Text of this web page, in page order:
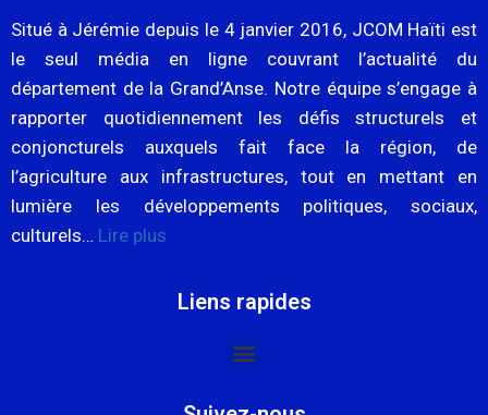
Situé à Jérémie depuis le 4 janvier 2016, JCOM Haïti est
le seul média en ligne couvrant l’actualité du
département de la Grand’Anse. Notre équipe s’engage à
rapporter quotidiennement les défis structurels et
conjoncturels auxquels fait face la région, de
l’agriculture aux infrastructures, tout en mettant en
lumière les développements politiques, sociaux,
culturels… Lire plus
Liens rapides